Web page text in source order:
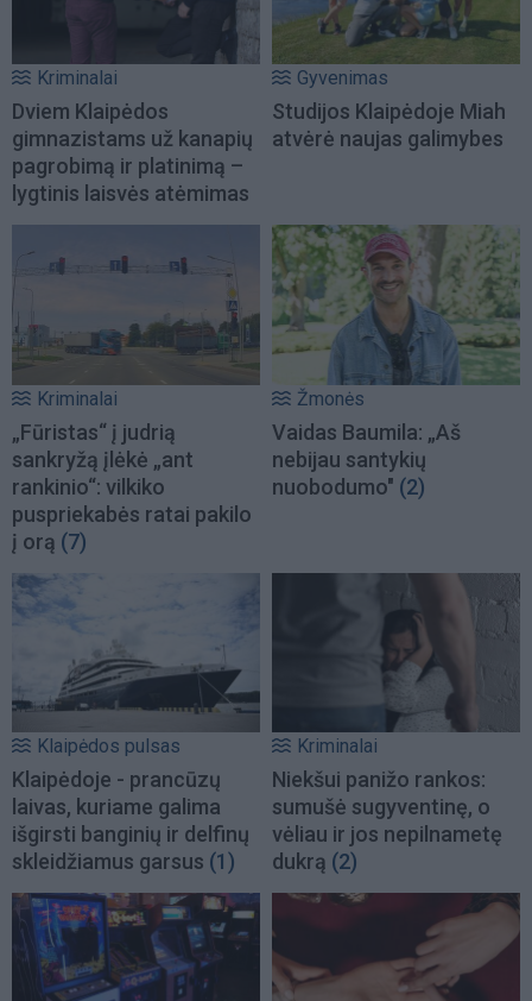
Kriminalai
Dviem Klaipėdos
gimnazistams už kanapių
pagrobimą ir platinimą –
lygtinis laisvės atėmimas
Gyvenimas
Studijos Klaipėdoje Miah
atvėrė naujas galimybes
Kriminalai
„Fūristas“ į judrią
sankryžą įlėkė „ant
rankinio“: vilkiko
puspriekabės ratai pakilo
į orą (7)
Žmonės
Vaidas Baumila: „Aš
nebijau santykių
nuobodumo" (2)
Klaipėdos pulsas
Klaipėdoje - prancūzų
laivas, kuriame galima
išgirsti banginių ir delfinų
skleidžiamus garsus (1)
Kriminalai
Niekšui panižo rankos:
sumušė sugyventinę, o
vėliau ir jos nepilnametę
dukrą (2)